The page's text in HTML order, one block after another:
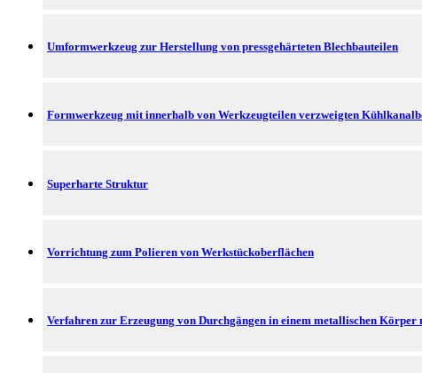
Umformwerkzeug zur Herstellung von pressgehärteten Blechbauteilen
Formwerkzeug mit innerhalb von Werkzeugteilen verzweigten
Superharte Struktur
Vorrichtung zum Polieren von Werkstückoberflächen
Verfahren zur Erzeugung von Durchgängen in einem metallischen Körper